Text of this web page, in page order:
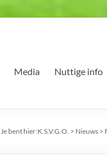
Media Nuttige info
Je bent hier:K.S.V.G.O. > Nieuws >